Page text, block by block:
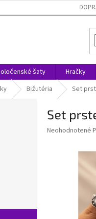
šaty Hračky
Bižutéria Set
Set
Priemerné
Neohodnotené